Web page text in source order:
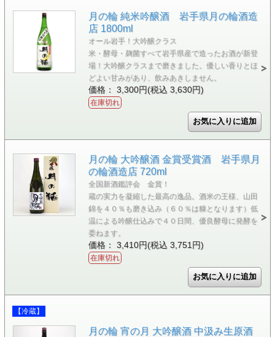
月の輪 純米吟醸酒 岩手県月の輪酒造
店 1800ml
オール岩手！大吟醸クラス
米・酵母・麹菌すべて岩手県産で造ったお酒が新登
場！大吟醸クラスまで磨きました。優しい香りとほ
どよい甘みがあり、飲みあきしません。
価格： 3,300円(税込 3,630円)
在庫切れ
月の輪 大吟醸酒 金賞受賞酒 岩手県月
の輪酒造店 720ml
全国新酒鑑評会 金賞！
蔵の実力を凝縮した最高の逸品。酒米の王様、山田
錦を４０％も磨き込み（６０％は糠となります）低
温による吟醸仕込みで４０日間、優良酵母に発酵を
委ねます。
価格： 3,410円(税込 3,751円)
在庫切れ
【冷蔵】
月の輪 宵の月 大吟醸酒 中汲み生原酒